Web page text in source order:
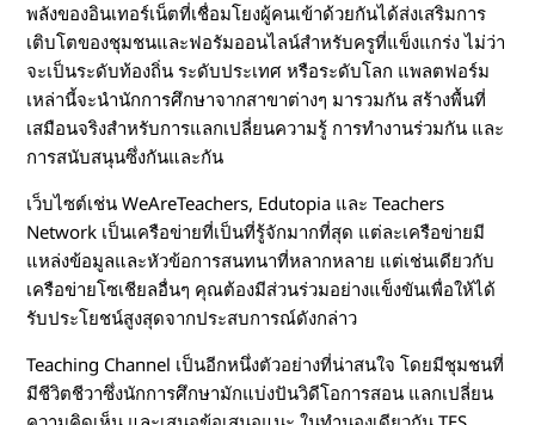
พลังของอินเทอร์เน็ตที่เชื่อมโยงผู้คนเข้าด้วยกันได้ส่งเสริมการ
เติบโตของชุมชนและฟอรัมออนไลน์สำหรับครูที่แข็งแกร่ง ไม่ว่า
จะเป็นระดับท้องถิ่น ระดับประเทศ หรือระดับโลก แพลตฟอร์ม
เหล่านี้จะนำนักการศึกษาจากสาขาต่างๆ มารวมกัน สร้างพื้นที่
เสมือนจริงสำหรับการแลกเปลี่ยนความรู้ การทำงานร่วมกัน และ
การสนับสนุนซึ่งกันและกัน
เว็บไซต์เช่น WeAreTeachers, Edutopia และ Teachers
Network เป็นเครือข่ายที่เป็นที่รู้จักมากที่สุด แต่ละเครือข่ายมี
แหล่งข้อมูลและหัวข้อการสนทนาที่หลากหลาย แต่เช่นเดียวกับ
เครือข่ายโซเชียลอื่นๆ คุณต้องมีส่วนร่วมอย่างแข็งขันเพื่อให้ได้
รับประโยชน์สูงสุดจากประสบการณ์ดังกล่าว
Teaching Channel เป็นอีกหนึ่งตัวอย่างที่น่าสนใจ โดยมีชุมชนที่
มีชีวิตชีวาซึ่งนักการศึกษามักแบ่งปันวิดีโอการสอน แลกเปลี่ยน